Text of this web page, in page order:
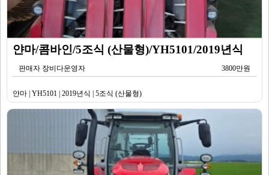
얀마/콤바인/5조식 (산물형)/YH5101/2019년식
판매자 장비다운영자 3800만원
얀마 | YH5101 | 2019년식 | 5조식 (산물형)